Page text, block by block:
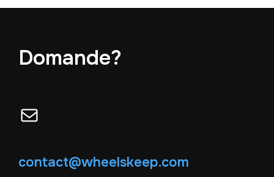
Domande?
Email
contact@wheelskeep.com